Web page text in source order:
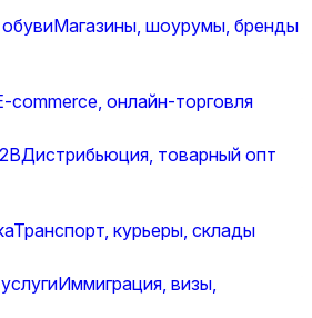
Магазины, шоурумы, бренды
commerce, онлайн-торговля
Дистрибьюция, товарный опт
Транспорт, курьеры, склады
Иммиграция, визы,